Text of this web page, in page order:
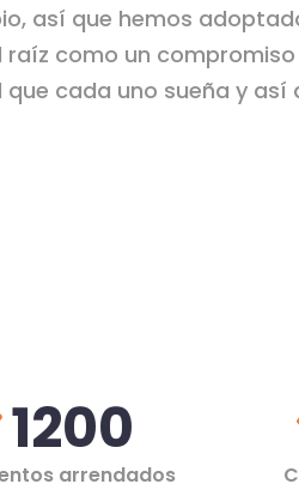
así que hemos
raíz como un
cada uno sueña y así
1200
arrendados